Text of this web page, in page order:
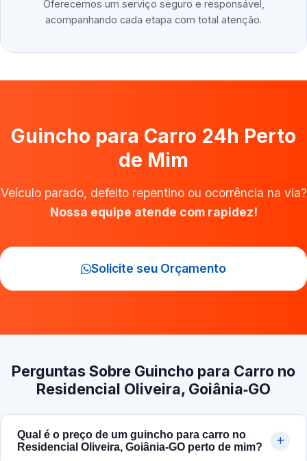
Oferecemos um serviço seguro e responsável,
acompanhando cada etapa com total atenção.
Guincho para Carro 24h Perto
de Mim
Veículo parado, defeito repentino ou ocorrência na via?
Nossa equipe atende com rapidez!
Solicite seu Orçamento
Perguntas Sobre Guincho para Carro no
Residencial Oliveira, Goiânia‑GO
Qual é o preço de um guincho para carro no
Residencial Oliveira, Goiânia‑GO perto de mim?